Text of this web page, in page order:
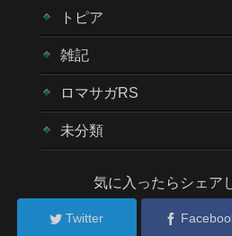
トピア
雑記
ロマサガRS
未分類
気に入ったらシェア
Twitter